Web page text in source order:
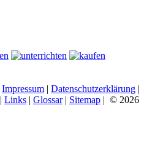
Impressum | Datenschutzerklärung |
| Links | Glossar| Sitemap | © 2026